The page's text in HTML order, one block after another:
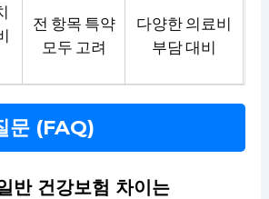
전 항목 특약
모두 고려
다양한 의료비
부담 대비
문 (FAQ)
반 건강보험 차이는